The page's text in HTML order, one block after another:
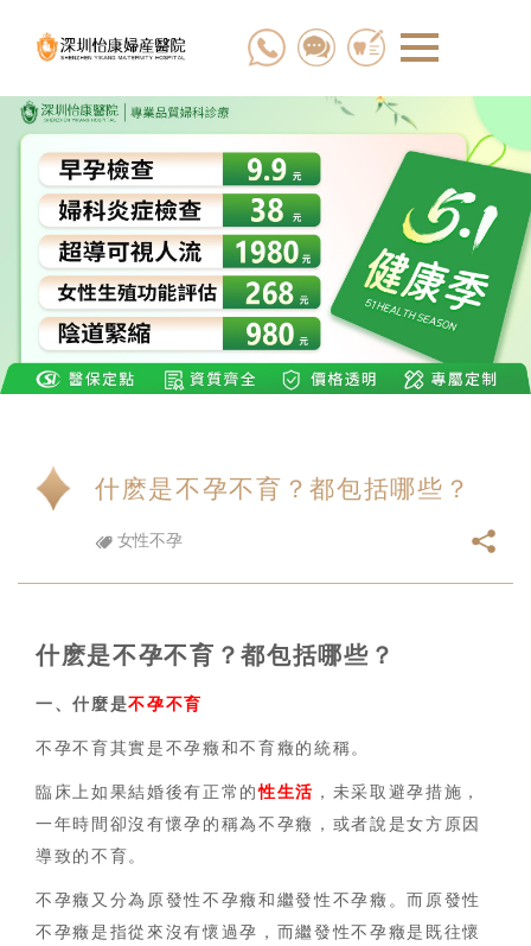
什麽是不孕不育？都包括哪些？
女性不孕
什麽是不孕不育？都包括哪些？
一、什麼是不孕不育
不孕不育其實是不孕癥和不育癥的統稱。
臨床上如果結婚後有正常的性生活 ，未采取避孕措施，
一年時間卻沒有懷孕的稱為不孕癥，或者說是女方原因
導致的不育。
不孕癥又分為原發性不孕癥和繼發性不孕癥。而原發性
不孕癥是指從來沒有懷過孕，而繼發性不孕癥是既往懷